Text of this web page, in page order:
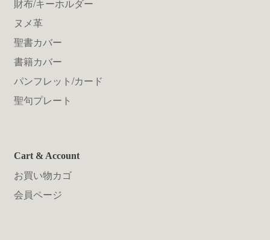
財布/キーホルダー
ヌメ革
聖書カバー
書籍カバー
パンフレット/カード
聖句プレート
Cart & Account
お買い物カゴ
会員ページ